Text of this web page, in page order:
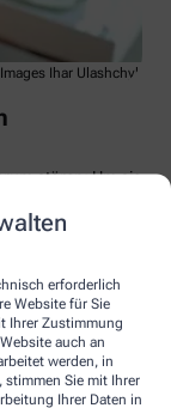
erforderlich
Website für Sie
Ihrer Zustimmung
auch an
werden, in
stimmen Sie mit Ihrer
Ihrer Daten in
Ihar Ulashchyk
stören: Um sie
Retinol. Machen
verstärkte
Kosmetik auf
ein. Werfen
Vielleicht
Augen funkeln